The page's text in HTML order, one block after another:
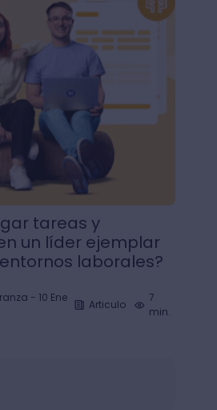
tareas y
un líder ejemplar
laborales?
- 10 Ene
Articulo
7
min.